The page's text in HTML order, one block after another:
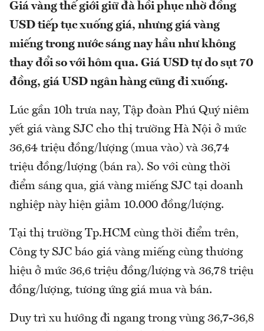
Giá vàng thế giới giữ đà hồi phục nhờ đồng
USD tiếp tục xuống giá, nhưng giá vàng
miếng trong nước sáng nay hầu như không
thay đổi so với hôm qua. Giá USD tự do sụt 70
đồng, giá USD ngân hàng cũng đi xuống.
Lúc gần 10h trưa nay, Tập đoàn Phú Quý niêm
yết giá vàng SJC cho thị trường Hà Nội ở mức
36,64 triệu đồng/lượng (mua vào) và 36,74
triệu đồng/lượng (bán ra). So với cùng thời
điểm sáng qua, giá vàng miếng SJC tại doanh
nghiệp này hiện giảm 10.000 đồng/lượng.
Tại thị trường Tp.HCM cùng thời điểm trên,
Công ty SJC báo giá vàng miếng cùng thương
hiệu ở mức 36,6 triệu đồng/lượng và 36,78 triệu
đồng/lượng, tương ứng giá mua và bán.
Duy trì xu hướng đi ngang trong vùng 36,7-36,8